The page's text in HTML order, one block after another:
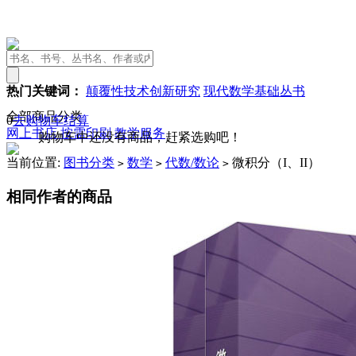
热门关键词： 颠覆性技术创新研究 现代数学基础丛书
0去购物车结算
购物车中还没有商品，赶紧选购吧！
全部商品分类
网上书店按需印刷 教学服务
当前位置: 图书分类 > 数学 > 代数/数论 > 微积分（I、II）
相同作者的商品